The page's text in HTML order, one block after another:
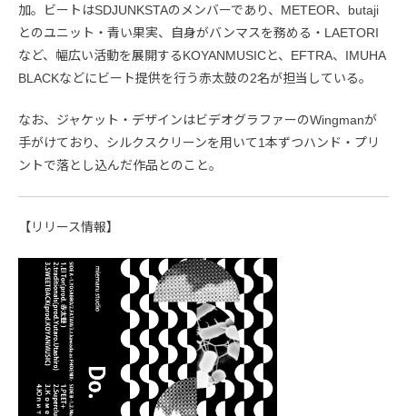
加。ビートはSDJUNKSTAのメンバーであり、METEOR、butaji
とのユニット・青い果実、自身がバンマスを務める・LAETORI
など、幅広い活動を展開するKOYANMUSICと、EFTRA、IMUHA
BLACKなどにビート提供を行う赤太鼓の2名が担当している。
なお、ジャケット・デザインはビデオグラファーのWingmanが
手がけており、シルクスクリーンを用いて1本ずつハンド・プリ
ントで落とし込んだ作品とのこと。
【リリース情報】